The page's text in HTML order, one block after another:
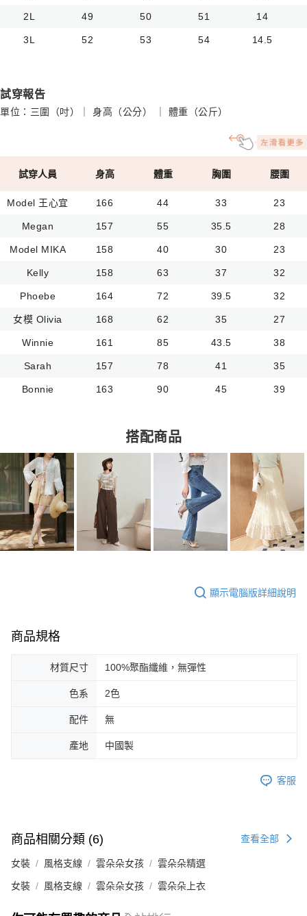
2L 49 50 51 14
3L 52 53 54 14.5
試穿報告
單位：三圍（吋）｜ 身高（公分） ｜ 體重（公斤）
試穿人員 身高 體重 胸圍 腰圍
Model 王心宜 166 44 33 23
Megan 157 55 35.5 28
Model MIKA 158 40 30 23
Kelly 158 63 37 32
Phoebe 164 72 39.5 32
女模 Olivia 168 62 35 27
Winnie 161 85 43.5 38
Sarah 157 78 41 35
Bonnie 163 90 45 39
搭配商品
顯示電腦版詳細說明
商品規格
材質尺寸 100%聚酯纖維，無彈性
色系 2色
配件 無
產地 中國製
客服
商品相關分類 (6) 查看全部
女裝 風格支線 雲朵朵女孩 雲朵朵精選
女裝 風格支線 雲朵朵女孩 雲朵朵上衣